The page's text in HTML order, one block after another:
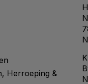
Herroeping &